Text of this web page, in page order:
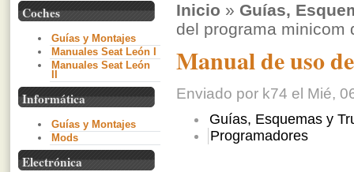
Coches
Guías y Montajes
Manuales Seat León I
Manuales Seat León
Informática
Guías y Montajes
Mods
Electrónica
Inicio » Guías,
del programa minicom
Manual de uso
Enviado por k74 el Mié,
Guías, Esquemas y
Programadores